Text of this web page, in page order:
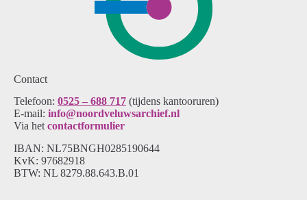
Contact
Telefoon: 0525 – 688 717 (tijdens kantooruren)
E-mail: info@noordveluwsarchief.nl
Via het contactformulier
IBAN: NL75BNGH0285190644
KvK: 97682918
BTW: NL 8279.88.643.B.01